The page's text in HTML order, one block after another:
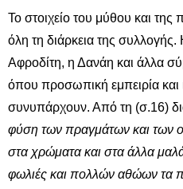
Το στοιχείο του μύθου και της
όλη τη διάρκεια της
Αφροδίτη, η Δανάη και άλλα
όπου προσωπική εμπειρία και
συνυπάρχουν. Από τη (σ.16)
φύση των πραγμάτων και των
στα χρώματα και στα άλλα
φωλιές και πολλών αθώων τα